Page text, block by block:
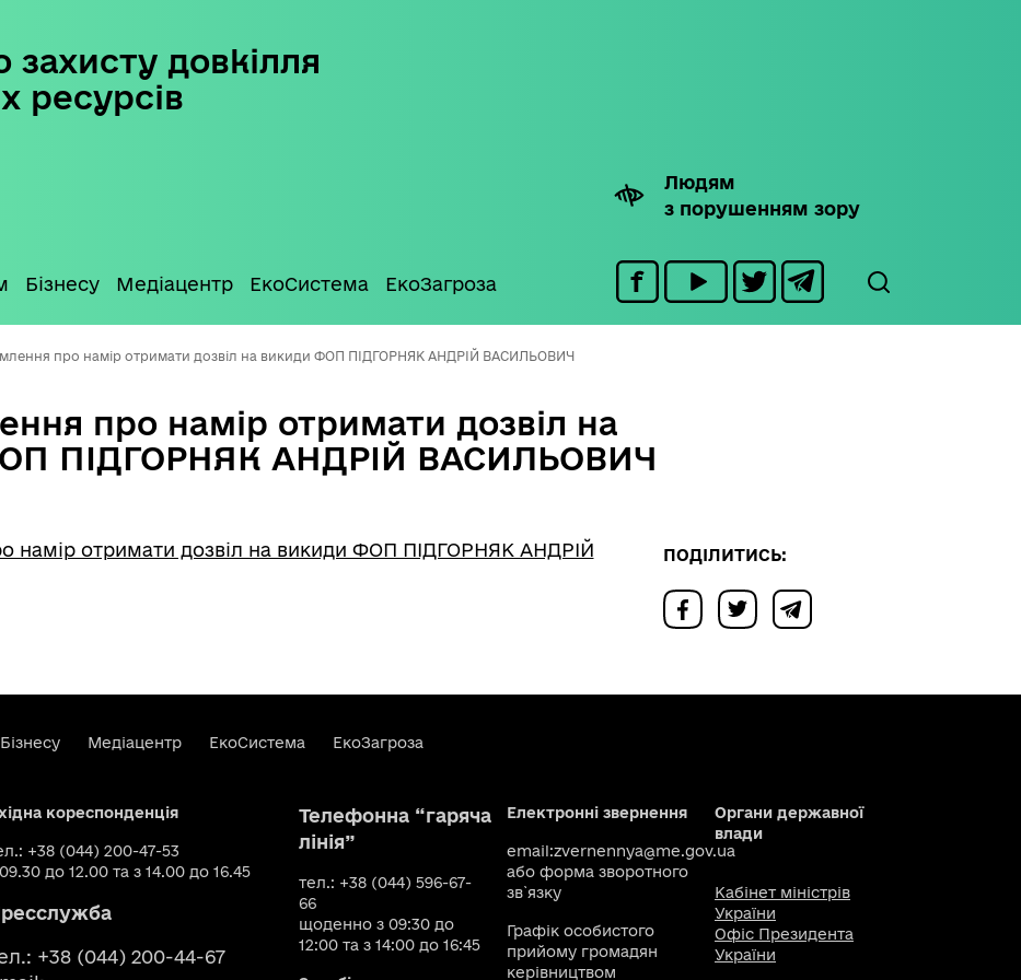
захисту довкілля
ресурсів
Людям
з порушенням зору
Бізнесу Медіацентр ЕкоСистема ЕкоЗагроза
про намір отримати дозвіл на викиди ФОП ПІДГОРНЯК АНДРІЙ ВАСИЛЬОВИЧ
про намір отримати дозвіл на
ПІДГОРНЯК АНДРІЙ ВАСИЛЬОВИЧ
намір отримати дозвіл на викиди ФОП ПІДГОРНЯК АНДРІЙ
ПОДІЛИТИСЬ:
Бізнесу Медіацентр ЕкоСистема ЕкоЗагроза
кореспонденція
+38 (044) 200-47-53
до 12.00 та з 14.00 до 16.45
+38 (044) 200-44-67
Телефонна “гаряча
лінія”
тел.: +38 (044) 596-67-
66
щоденно з 09:30 до
12:00 та з 14:00 до 16:45
Електронні звернення
email:zvernennya@me.gov.ua
або форма зворотного
зв`язку
Графік особистого
прийому громадян
керівництвом
Органи державної
влади
Кабінет міністрів
України
Офіс Президента
України